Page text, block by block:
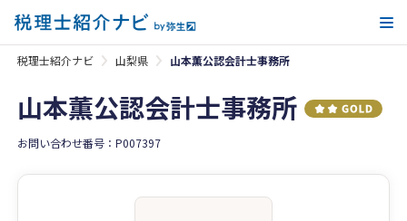
税理士紹介ナビ 山梨県 山本薫公認会計士事務所
山本薫公認会計士事務所
お問い合わせ番号：P007397